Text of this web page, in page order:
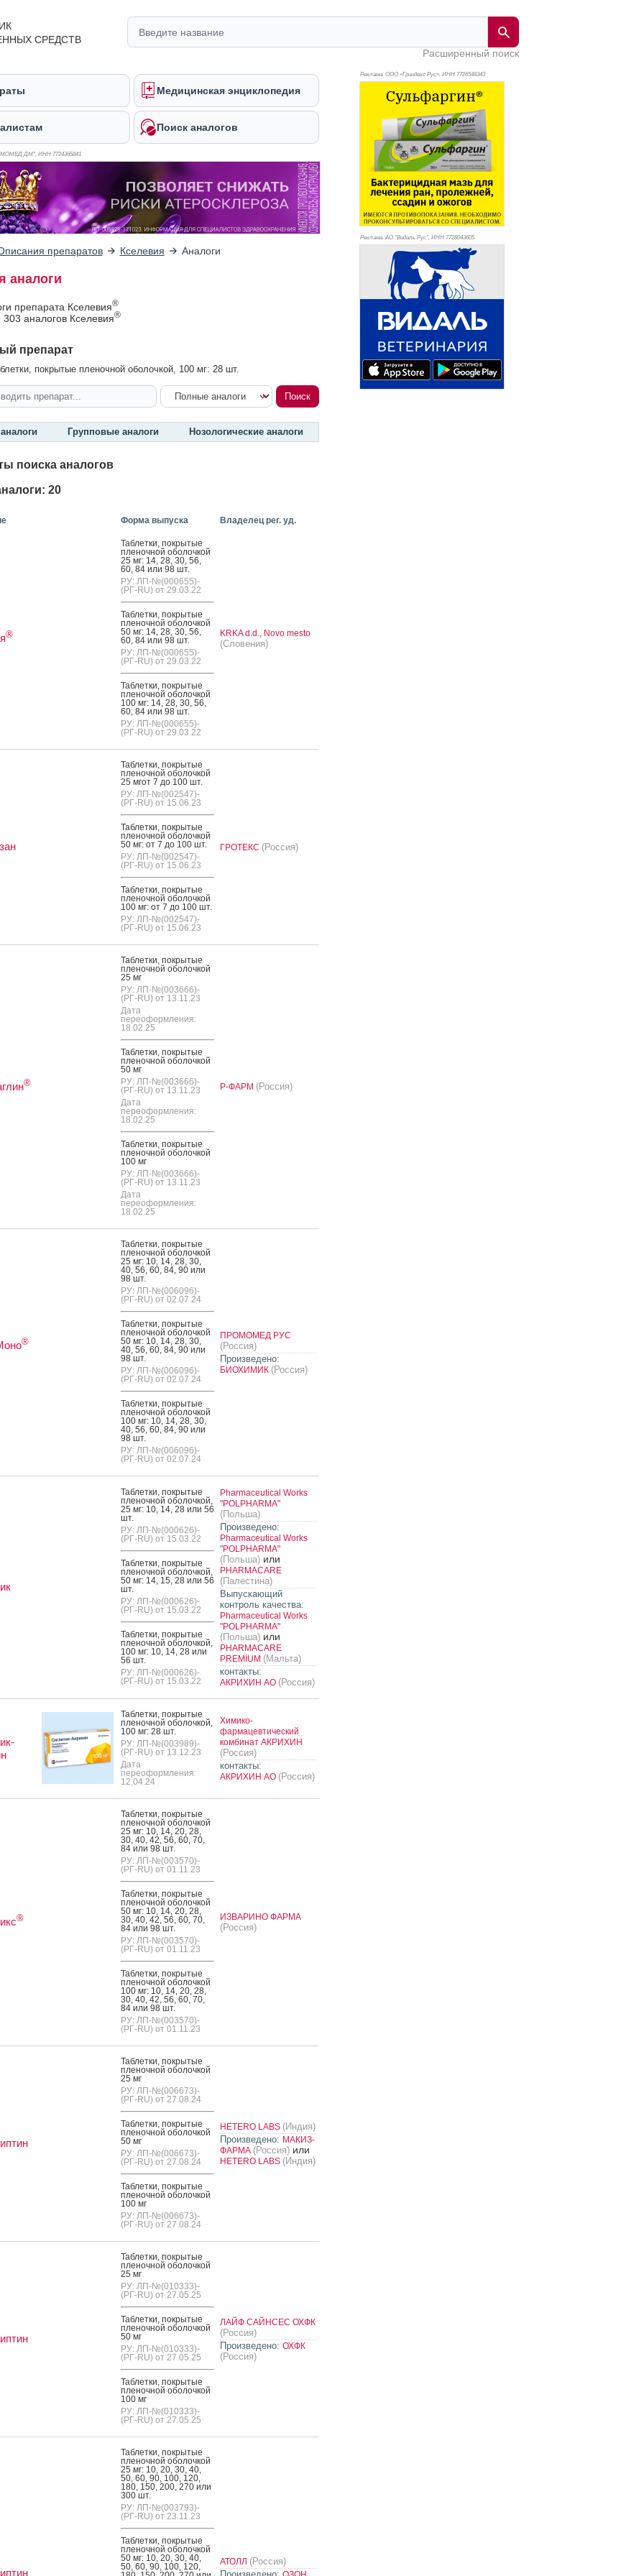
СРЕДСТВ
Расширенный поиск
Медицинская энциклопедия
Поиск аналогов
ДМ", ИНН 7724365841
препаратов Кселевия Аналоги
аналоги
препарата Кселевия®
303 аналогов Кселевия®
препарат
покрытые пленочной оболочкой, 100 мг: 28 шт.
Групповые аналоги Нозологические аналоги
поиска аналогов
20
Форма выпуска Владелец рег. уд.
®
Таб­летки, пок­ры­тые
пле­ноч­ной обо­лоч­кой
25 мг: 14, 28, 30, 56,
60, 84 или 98 шт.
РУ: ЛП-№(000655)-
(РГ-RU) от 29.03.22
Таб­летки, пок­ры­тые
пле­ноч­ной обо­лоч­кой
50 мг: 14, 28, 30, 56,
60, 84 или 98 шт.
РУ: ЛП-№(000655)-
(РГ-RU) от 29.03.22
Таб­летки, пок­ры­тые
пле­ноч­ной обо­лоч­кой
100 мг: 14, 28, 30, 56,
60, 84 или 98 шт.
РУ: ЛП-№(000655)-
(РГ-RU) от 29.03.22
KRKA d.d., Novo mesto
(Словения)
Таб­летки, пок­ры­тые
пле­ноч­ной обо­лоч­кой
25 мгот 7 до 100 шт.
РУ: ЛП-№(002547)-
(РГ-RU) от 15.06.23
Таб­летки, пок­ры­тые
пле­ноч­ной обо­лоч­кой
50 мг: от 7 до 100 шт.
РУ: ЛП-№(002547)-
(РГ-RU) от 15.06.23
Таб­летки, пок­ры­тые
пле­ноч­ной обо­лоч­кой
100 мг: от 7 до 100 шт.
РУ: ЛП-№(002547)-
(РГ-RU) от 15.06.23
ГРОТЕКС (Россия)
®
Таб­летки, пок­ры­тые
пле­ноч­ной обо­лоч­кой
25 мг
РУ: ЛП-№(003666)-
(РГ-RU) от 13.11.23
Дата
переоформления:
18.02.25
Таб­летки, пок­ры­тые
пле­ноч­ной обо­лоч­кой
50 мг
РУ: ЛП-№(003666)-
(РГ-RU) от 13.11.23
Дата
переоформления:
18.02.25
Таб­летки, пок­ры­тые
пле­ноч­ной обо­лоч­кой
100 мг
РУ: ЛП-№(003666)-
(РГ-RU) от 13.11.23
Дата
переоформления:
18.02.25
Р-ФАРМ (Россия)
®
Таб­летки, пок­ры­тые
пле­ноч­ной обо­лоч­кой
25 мг: 10, 14, 28, 30,
40, 56, 60, 84, 90 или
98 шт.
РУ: ЛП-№(006096)-
(РГ-RU) от 02.07.24
Таб­летки, пок­ры­тые
пле­ноч­ной обо­лоч­кой
50 мг: 10, 14, 28, 30,
40, 56, 60, 84, 90 или
98 шт.
РУ: ЛП-№(006096)-
(РГ-RU) от 02.07.24
Таб­летки, пок­ры­тые
пле­ноч­ной обо­лоч­кой
100 мг: 10, 14, 28, 30,
40, 56, 60, 84, 90 или
98 шт.
РУ: ЛП-№(006096)-
(РГ-RU) от 02.07.24
ПРОМОМЕД РУС
(Россия)
Произведено:
БИОХИМИК (Россия)
Таб­летки, пок­ры­тые
пле­ноч­ной обо­лоч­кой,
25 мг: 10, 14, 28 или 56
шт.
РУ: ЛП-№(000626)-
(РГ-RU) от 15.03.22
Таб­летки, пок­ры­тые
пле­ноч­ной обо­лоч­кой,
50 мг: 14, 15, 28 или 56
шт.
РУ: ЛП-№(000626)-
(РГ-RU) от 15.03.22
Таб­летки, пок­ры­тые
пле­ноч­ной обо­лоч­кой,
100 мг: 10, 14, 28 или
56 шт.
РУ: ЛП-№(000626)-
(РГ-RU) от 15.03.22
Pharmaceutical Works
"POLPHARMA"
(Польша)
Произведено:
Pharmaceutical Works
"POLPHARMA"
(Польша)или
PHARMACARE
(Палестина)
Выпускающий
контроль качества:
Pharmaceutical Works
"POLPHARMA"
(Польша)или
PHARMACARE
PREMIUM (Мальта)
контакты:
АКРИХИН АО (Россия)
Таб­летки, пок­ры­тые
пле­ноч­ной обо­лоч­кой,
100 мг: 28 шт.
РУ: ЛП-№(003989)-
(РГ-RU) от 13.12.23
Дата
переоформления:
12.04.24
Химико-
фармацевтический
комбинат АКРИХИН
(Россия)
контакты:
АКРИХИН АО (Россия)
®
Таб­летки, пок­ры­тые
пле­ноч­ной обо­лоч­кой
25 мг: 10, 14, 20, 28,
30, 40, 42, 56, 60, 70,
84 или 98 шт.
РУ: ЛП-№(003570)-
(РГ-RU) от 01.11.23
Таб­летки, пок­ры­тые
пле­ноч­ной обо­лоч­кой
50 мг: 10, 14, 20, 28,
30, 40, 42, 56, 60, 70,
84 или 98 шт.
РУ: ЛП-№(003570)-
(РГ-RU) от 01.11.23
Таб­летки, пок­ры­тые
пле­ноч­ной обо­лоч­кой
100 мг: 10, 14, 20, 28,
30, 40, 42, 56, 60, 70,
84 или 98 шт.
РУ: ЛП-№(003570)-
(РГ-RU) от 01.11.23
ИЗВАРИНО ФАРМА
(Россия)
Таб­летки, пок­ры­тые
пле­ноч­ной обо­лоч­кой
25 мг
РУ: ЛП-№(006673)-
(РГ-RU) от 27.08.24
Таб­летки, пок­ры­тые
пле­ноч­ной обо­лоч­кой
50 мг
РУ: ЛП-№(006673)-
(РГ-RU) от 27.08.24
Таб­летки, пок­ры­тые
пле­ноч­ной обо­лоч­кой
100 мг
РУ: ЛП-№(006673)-
(РГ-RU) от 27.08.24
HETERO LABS (Индия)
Произведено: МАКИЗ-
ФАРМА (Россия)или
HETERO LABS (Индия)
Таб­летки, пок­ры­тые
пле­ноч­ной обо­лоч­кой
25 мг
РУ: ЛП-№(010333)-
(РГ-RU) от 27.05.25
Таб­летки, пок­ры­тые
пле­ноч­ной обо­лоч­кой
50 мг
РУ: ЛП-№(010333)-
(РГ-RU) от 27.05.25
Таб­летки, пок­ры­тые
пле­ноч­ной обо­лоч­кой
100 мг
РУ: ЛП-№(010333)-
(РГ-RU) от 27.05.25
ЛАЙФ САЙНСЕС ОХФК
(Россия)
Произведено: ОХФК
(Россия)
Таб­летки, пок­ры­тые
пле­ноч­ной обо­лоч­кой
25 мг: 10, 20, 30, 40,
50, 60, 90, 100, 120,
180, 150, 200, 270 или
300 шт.
РУ: ЛП-№(003793)-
(РГ-RU) от 23.11.23
Таб­летки, пок­ры­тые
пле­ноч­ной обо­лоч­кой
50 мг: 10, 20, 30, 40,
50, 60, 90, 100, 120,
АТОЛЛ (Россия)
Реклама. ООО «Гриндекс Рус», ИНН 7726548343
Реклама. АО "Видаль Рус", ИНН 7728043605